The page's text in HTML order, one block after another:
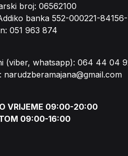
broj: 06562100
banka 552-000221-84156-
051 963 874
(viber, whatsapp): 064 44 04
narudzberamajana@gmail.com
VRIJEME 09:00-20:00
09:00-16:00